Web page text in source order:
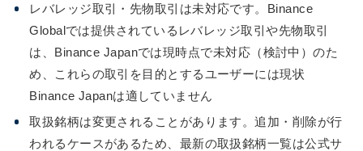
レバレッジ取引・先物取引は未対応です。Binance
Globalでは提供されているレバレッジ取引や先物取引
は、Binance Japanでは現時点で未対応（検討中）のた
め、これらの取引を目的とするユーザーには現状
Binance Japanは適していません
取扱銘柄は変更されることがあります。追加・削除が行
われるケースがあるため、最新の取扱銘柄一覧は公式サ